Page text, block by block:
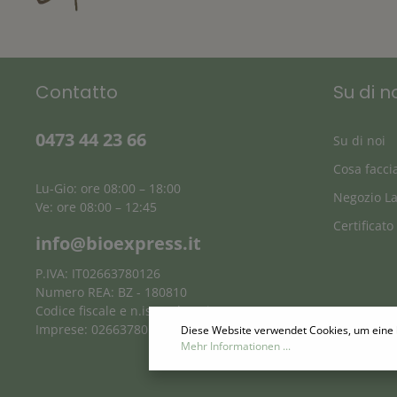
Contatto
0473 44 23 66
Lu-Gio: ore 08:00 – 18:00
Ve: ore 08:00 – 12:45
info@bioexpress.it
P.IVA: IT02663780126
Numero REA: BZ - 180810
Codice fiscale e n.iscr. al Registro
Imprese: 02663780126
Su di
Su di noi
Cosa
Negozio
Diese Website verwendet Cookies, um
Mehr Informationen ...